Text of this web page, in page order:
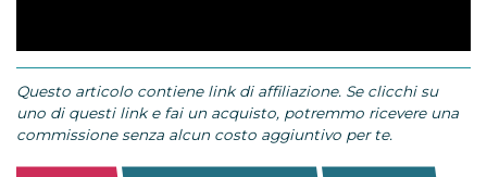
Questo articolo contiene link di affiliazione. Se clicchi su
uno di questi link e fai un acquisto, potremmo ricevere una
commissione senza alcun costo aggiuntivo per te.